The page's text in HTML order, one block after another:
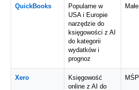
QuickBooks
Popularne w
USA i Europie
narzędzie do
księgowości z AI
do kategorii
wydatków i
prognoz
Xero
Księgowość
online z AI do
MŚP